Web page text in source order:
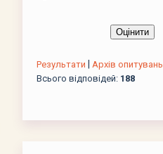
Результати
Архів опитувань
Всього відповідей: 188